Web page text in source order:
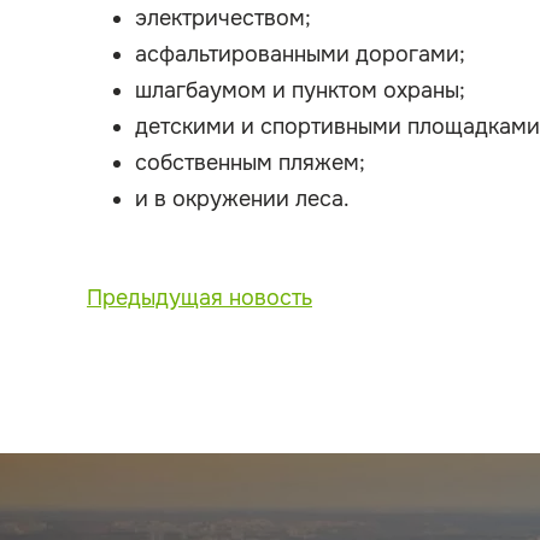
электричеством;
асфальтированными дорогами;
шлагбаумом и пунктом охраны;
детскими и спортивными
собственным пляжем;
и в окружении леса.
Предыдущая новость